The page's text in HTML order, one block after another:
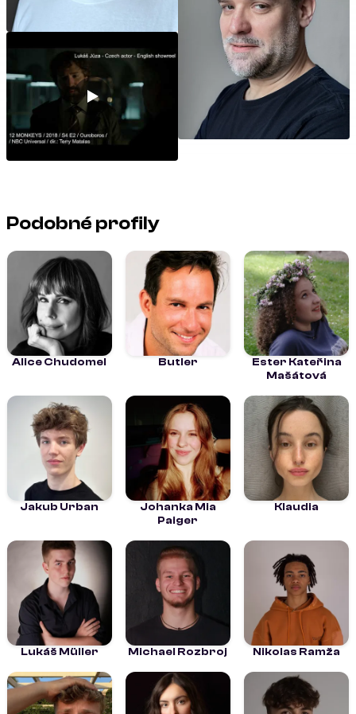
Podobné profily
Alice Chudomel Butler
Ester Kateřina
Mašátová
Jakub Urban
Johanka Mia
Paiger
Klaudia
Lukáš Müller Michael Rozbroj Nikolas Ramža